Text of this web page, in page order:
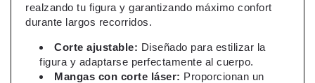
realzando tu figura y garantizando máximo confort
durante largos recorridos.
Corte ajustable: Diseñado para estilizar la
figura y adaptarse perfectamente al cuerpo.
Mangas con corte láser: Proporcionan un